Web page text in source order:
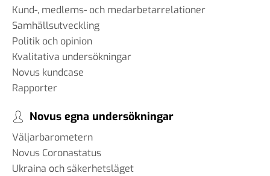
Kund-, medlems- och medarbetarrelationer
Samhällsutveckling
Politik och opinion
Kvalitativa undersökningar
Novus kundcase
Rapporter
Novus egna undersökningar
Väljarbarometern
Novus Coronastatus
Ukraina och säkerhetsläget